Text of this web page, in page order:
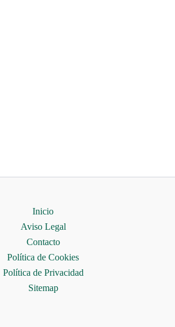
Inicio
Aviso Legal
Contacto
Política de Cookies
Política de Privacidad
Sitemap